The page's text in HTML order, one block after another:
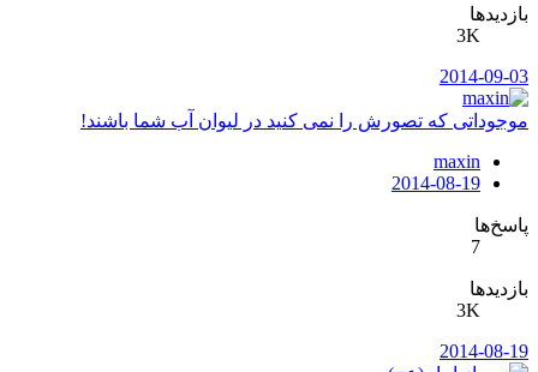
بازدیدها
3K
2014-09-03
موجوداتی که تصورش را نمی کنید در لیوان آب شما باشند!
maxin
2014-08-19
پاسخ‌ها
7
بازدیدها
3K
2014-08-19